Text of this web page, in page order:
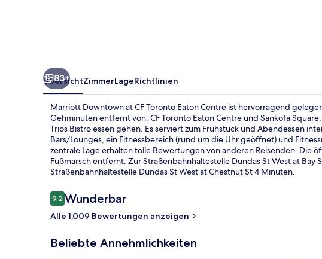
83+
ÜbersichtZimmerLageRichtlinien
Marriott Downtown at CF Toronto Eaton Centre ist hervorragend
Gehminuten entfernt von: CF Toronto Eaton Centre und Sankofa
Trios Bistro essen gehen. Es serviert zum Frühstück und Abendessen
Bars/Lounges, ein Fitnessbereich (rund um die Uhr geöffnet) und
zentrale Lage erhalten tolle Bewertungen von anderen Reisenden. Die
Fußmarsch entfernt: Zur Straßenbahnhaltestelle Dundas St West at Bay
Straßenbahnhaltestelle Dundas St West at Chestnut St 4 Minuten.
Bewertungen
9,29,2 von 10.
Wunderbar
Alle 1.009 Bewertungen anzeigen
Beliebte Annehmlichkeiten